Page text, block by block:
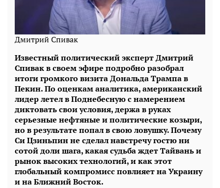
Дмитрий Спивак
Известный политический эксперт Дмитрий
Спивак в своем эфире подробно разобрал
итоги громкого визита Дональда Трампа в
Пекин. По оценкам аналитика, американский
лидер летел в Поднебесную с намерением
диктовать свои условия, держа в руках
серьезные нефтяные и политические козыри,
но в результате попал в свою ловушку. Почему
Си Цзиньпин не сделал навстречу гостю ни
сотой доли шага, какая судьба ждет Тайвань и
рынок высоких технологий, и как этот
глобальный компромисс повлияет на Украину
и на Ближний Восток.